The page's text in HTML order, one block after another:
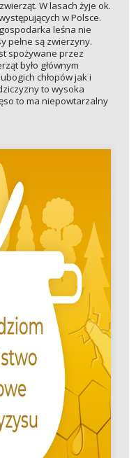
W lasach żyje ok.
w Polsce.
leśna nie
pełne są zwierzyny.
spożywane przez
było głównym
chłopów jak i
to wysoka
to ma niepowtarzalny